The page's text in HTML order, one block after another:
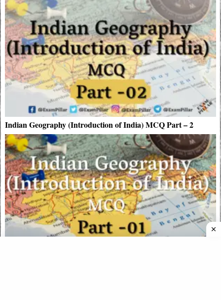
Indian Geography (Introduction of India) MCQ Part – 2